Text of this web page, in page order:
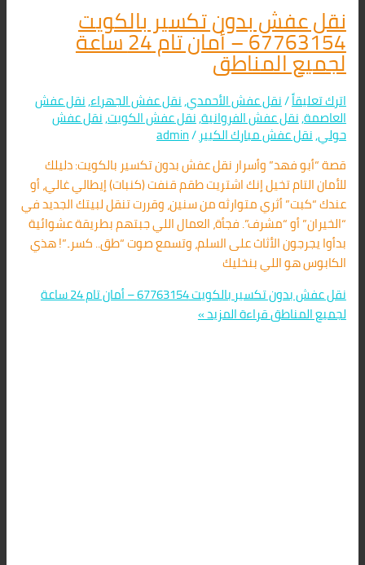
نقل عفش بدون تكسير بالكويت
67763154 – أمان تام 24 ساعة
لجميع المناطق
اترك تعليقاً/نقل عفش الأحمدي,نقل عفش الجهراء,نقل عفش
العاصمة,نقل عفش الفروانية,نقل عفش الكويت,نقل عفش
حولي,نقل عفش مبارك الكبير/
admin
قصة “أبو فهد” وأسرار نقل عفش بدون تكسير بالكويت: دليلك
للأمان التام تخيل إنك اشتريت طقم قنفت (كنبات) إيطالي غالي، أو
عندك “كبت” أثري متوارثه من سنين، وقررت تنقل لبيتك الجديد في
“الخيران” أو “مشرف”. فجأة، العمال اللي جبتهم بطريقة عشوائية
بدأوا يجرجون الأثاث على السلم، وتسمع صوت “طق.. كسر..”! هذي
الكابوس هو اللي بنخليك
نقل عفش بدون تكسير بالكويت 67763154 – أمان تام 24 ساعة
لجميع المناطققراءة المزيد »